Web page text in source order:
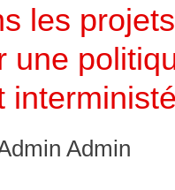
les
une
Admin